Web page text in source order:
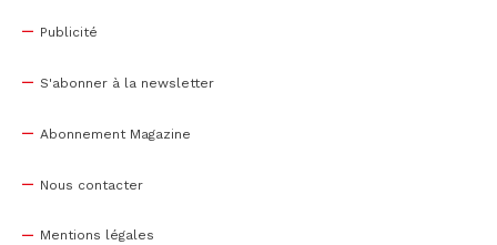
Publicité
S'abonner à la newsletter
Abonnement Magazine
Nous contacter
Mentions légales